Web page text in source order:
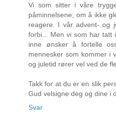
Vi som sitter i våre
påminnelsene, om å ikke
reagere. I vår advent- og
forbi... Men vi som har tatt
inne ønsker å fortelle
mennesker som kommer i
og juletid rører vel ved de
Takk for at du er en slik
Gud velsigne deg og dine i
Svar